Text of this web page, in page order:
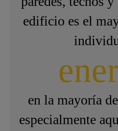
edificio es el
en la mayoría
especialmente